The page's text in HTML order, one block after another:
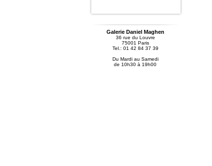
Galerie Daniel Maghen
36 rue du Louvre
75001 Paris
Tel.: 01 42 84 37 39
Du Mardi au Samedi
de 10h30 à 19h00